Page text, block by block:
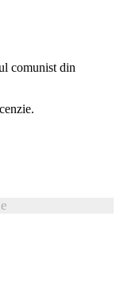
comunist din